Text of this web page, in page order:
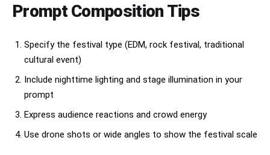
* 超リアルなシネマティック映像
* 手持ちカメラによる臨場感
* 暖かい提灯の光
* ダイナミックな編集
* 豊かな湯気と煙の表現
* 高密度な群衆表現
## 音声
* 笛
Prompt Composition Tips
Specify the festival type (EDM, rock festival, traditional
cultural event)
Include nighttime lighting and stage illumination in your
prompt
Express audience reactions and crowd energy
Use drone shots or wide angles to show the festival scale